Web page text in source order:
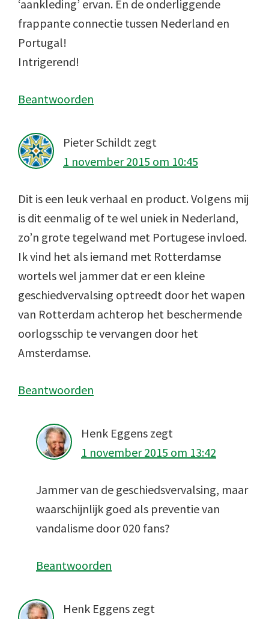
‘aankleding’ ervan. En de onderliggende
frappante connectie tussen Nederland en
Portugal!
Intrigerend!
Beantwoorden
Pieter Schildt zegt
1 november 2015 om 10:45
Dit is een leuk verhaal en product. Volgens mij
is dit eenmalig of te wel uniek in Nederland,
zo’n grote tegelwand met Portugese invloed.
Ik vind het als iemand met Rotterdamse
wortels wel jammer dat er een kleine
geschiedvervalsing optreedt door het wapen
van Rotterdam achterop het beschermende
oorlogsschip te vervangen door het
Amsterdamse.
Beantwoorden
Henk Eggens zegt
1 november 2015 om 13:42
Jammer van de geschiedsvervalsing, maar
waarschijnlijk goed als preventie van
vandalisme door 020 fans?
Beantwoorden
Henk Eggens zegt